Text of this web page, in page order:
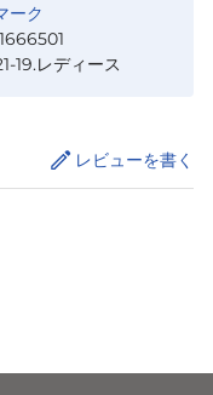
ーク
19.レディース
レビューを書く